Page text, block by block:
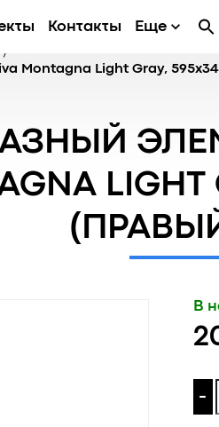
Контакты Еще
/
Montagna Light Gray,
В
-